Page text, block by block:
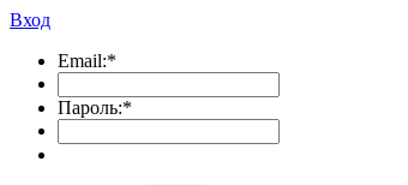
Вход
Email:*
Пароль:*